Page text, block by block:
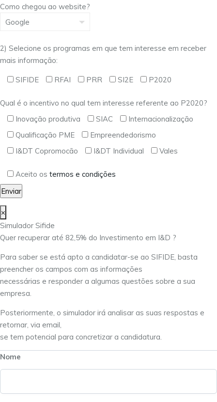
Como chegou ao website?
2) Selecione os programas em que tem interesse em receber
mais informação:
SIFIDE RFAI PRR SI2E P2020
Qual é o incentivo no qual tem interesse referente ao P2020?
Inovação produtiva
SIAC
Internacionalização
Qualificação PME
Empreendedorismo
I&DT Copromocão
I&DT Individual Vales
Aceito os termos e condições
×
Simulador Sifide
Quer recuperar até 82,5% do Investimento em I&D ?
Para saber se está apto a candidatar-se ao SIFIDE, basta
preencher os campos com as informações
necessárias e responder a algumas questões sobre a sua
empresa.
Posteriormente, o simulador irá analisar as suas respostas e
retornar, via email,
se tem potencial para concretizar a candidatura.
Nome